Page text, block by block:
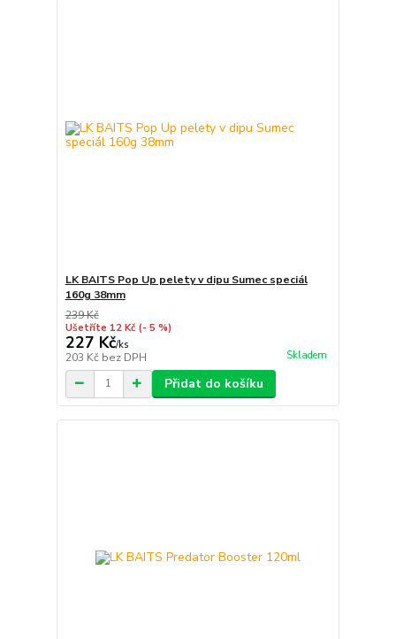
LK BAITS Pop Up pelety v dipu Sumec speciál
160g 38mm
239 Kč
Ušetříte 12 Kč (- 5 %)
227 Kč/ks
203 Kč bez DPH Skladem
Přidat do košíku